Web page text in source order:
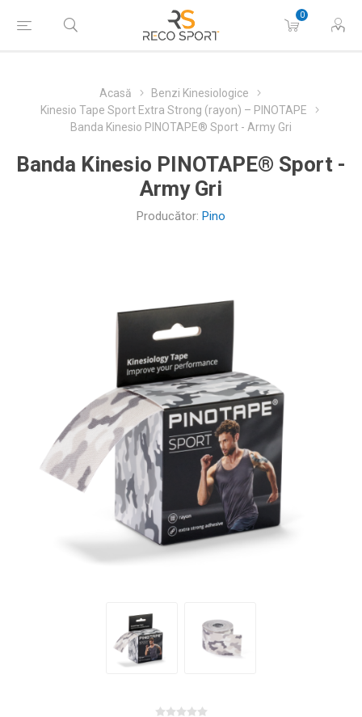
0
Acasă
Benzi Kinesiologice
Kinesio Tape Sport Extra Strong (rayon) – PINOTAPE
Banda Kinesio PINOTAPE® Sport - Army Gri
Banda Kinesio PINOTAPE® Sport -
Army Gri
Producător: Pino